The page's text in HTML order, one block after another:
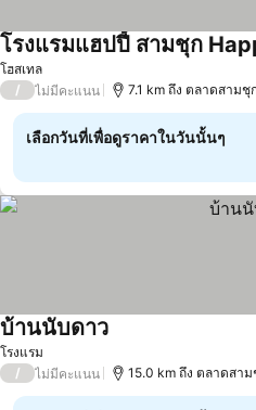
โฮสเทล
โรงแรมแฮปปี้ สามชุก
/ ไม่มีคะแนน 7.1 km ถึง ตลาดสามชุ
เลือกวันที่เพื่อดูราคาในวันนั้นๆ
โรงแรม
บ้านนับดาว
/ ไม่มีคะแนน 15.0 km ถึง ตลาดสา